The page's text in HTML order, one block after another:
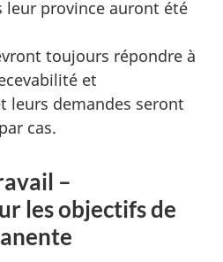
leur province auront été
toujours répondre à
et
leurs demandes seront
cas.
–
les objectifs de